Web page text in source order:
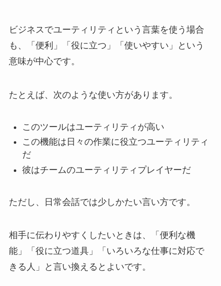
ビジネスでユーティリティという言葉を使う場合
も、「便利」「役に立つ」「使いやすい」という
意味が中心です。
たとえば、次のような使い方があります。
このツールはユーティリティが高い
この機能は日々の作業に役立つユーティリティ
だ
彼はチームのユーティリティプレイヤーだ
ただし、日常会話では少しかたい言い方です。
相手に伝わりやすくしたいときは、「便利な機
能」「役に立つ道具」「いろいろな仕事に対応で
きる人」と言い換えるとよいです。